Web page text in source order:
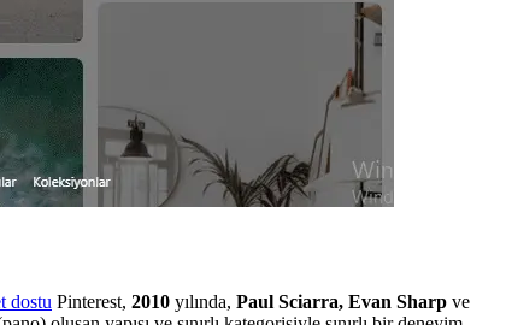
dostu Pinterest, 2010 yılında, Paul Sciarra, Evan Sharp ve